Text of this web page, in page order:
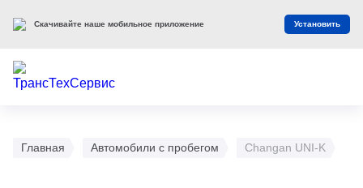
Главная Автомобили с пробегом Changan UNI-K
Скачивайте наше мобильное приложение Установить